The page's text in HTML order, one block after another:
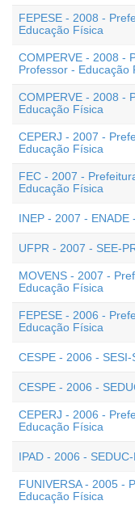
FEPESE - 2008 -
Educação Física
COMPERVE - 2008 -
Professor - Educação
COMPERVE - 2008 -
Educação Física
CEPERJ - 2007 -
Educação Física
FEC - 2007 -
Educação Física
INEP - 2007 - ENADE
UFPR - 2007 - SEE-
MOVENS - 2007 -
Educação Física
FEPESE - 2006 -
Educação Física
CESPE - 2006 -
CESPE - 2006 -
CEPERJ - 2006 -
Educação Física
IPAD - 2006 -
FUNIVERSA - 2005 -
Educação Física